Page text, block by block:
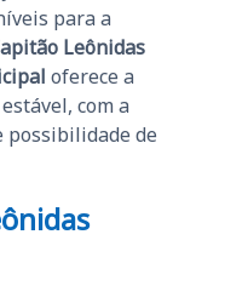
para a
Leônidas
oferece a
com a
possibilidade de